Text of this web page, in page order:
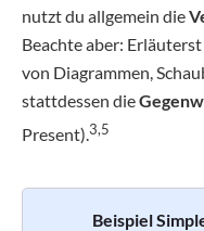
nutzt du allgemein die
Beachte aber:
von Diagrammen,
stattdessen die
Present).3,5
Beispiel